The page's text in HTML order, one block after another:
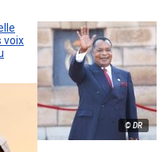
© DR
voix